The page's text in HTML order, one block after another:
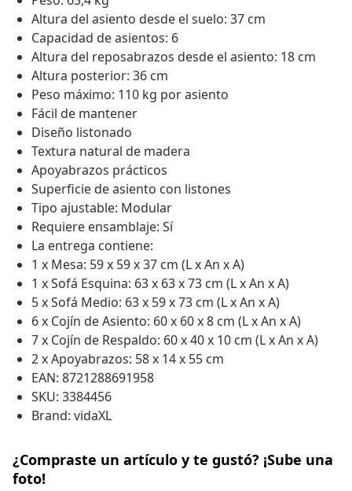
Altura del asiento desde el suelo: 37 cm
Capacidad de asientos: 6
Altura del reposabrazos desde el asiento: 18 cm
Altura posterior: 36 cm
Peso máximo: 110 kg por asiento
Fácil de mantener
Diseño listonado
Textura natural de madera
Apoyabrazos prácticos
Superficie de asiento con listones
Tipo ajustable: Modular
Requiere ensamblaje: Sí
La entrega contiene:
1 x Mesa: 59 x 59 x 37 cm (L x An x A)
1 x Sofá Esquina: 63 x 63 x 73 cm (L x An x A)
5 x Sofá Medio: 63 x 59 x 73 cm (L x An x A)
6 x Cojín de Asiento: 60 x 60 x 8 cm (L x An x A)
7 x Cojín de Respaldo: 60 x 40 x 10 cm (L x An x A)
2 x Apoyabrazos: 58 x 14 x 55 cm
EAN: 8721288691958
SKU: 3384456
Brand: vidaXL
¿Compraste un artículo y te gustó? ¡Sube una
foto!